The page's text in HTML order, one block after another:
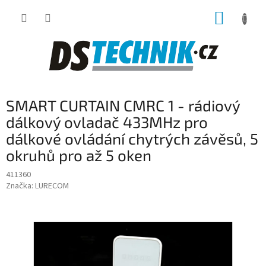
o
s
t
r
a
n
n
SMART CURTAIN CMRC 1 - rádiový
dálkový ovladač 433MHz pro
dálkové ovládání chytrých závěsů, 5
okruhů pro až 5 oken
411360
Značka: LURECOM